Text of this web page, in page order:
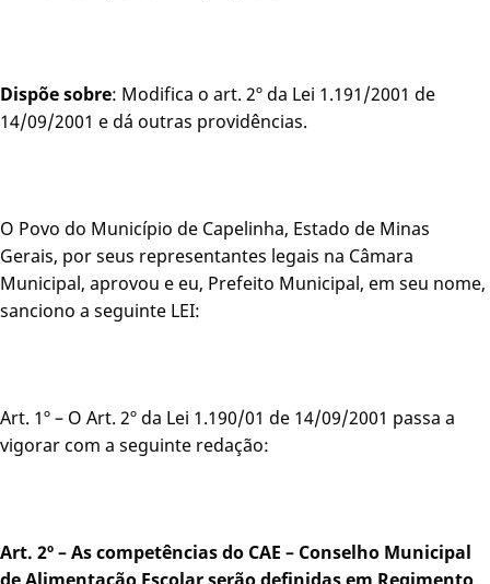
Dispõe sobre: Modifica o art. 2º da Lei 1.191/2001 de
14/09/2001 e dá outras providências.
O Povo do Município de Capelinha, Estado de Minas
Gerais, por seus representantes legais na Câmara
Municipal, aprovou e eu, Prefeito Municipal, em seu nome,
sanciono a seguinte LEI:
Art. 1º – O Art. 2º da Lei 1.190/01 de 14/09/2001 passa a
vigorar com a seguinte redação:
Art. 2º – As competências do CAE – Conselho Municipal